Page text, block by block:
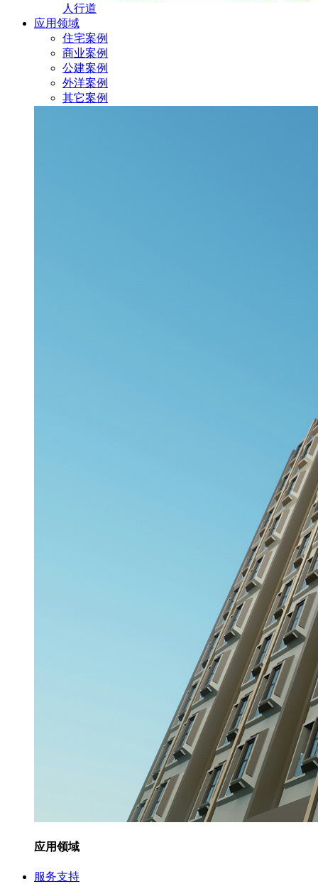
人行道
应用领域
住宅案例
商业案例
公建案例
外洋案例
其它案例
应用领域
服务支持